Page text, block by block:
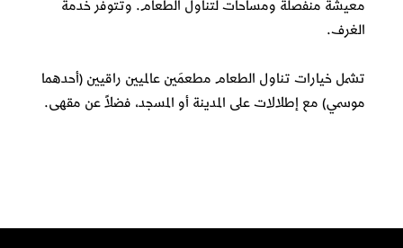
معيشة منفصلة ومساحات لتناول الطعام. وتتوفّر خدمة
الغرف.
تشمل خيارات تناول الطعام مطعمَين عالميين راقيين (أحدهما
موسمي) مع إطلالات على المدينة أو المسجد، فضلاً عن مقهى.